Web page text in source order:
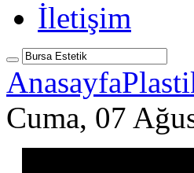
İletişim
Anasayfa
Cuma, 07